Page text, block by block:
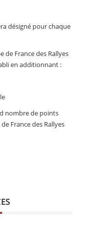
désigné pour chaque
de France des Rallyes
en additionnant :
nombre de points
France des Rallyes